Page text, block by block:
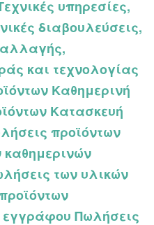
υπηρεσίες,
διαβουλεύσεις,
και τεχνολογίας
Καθημερινή
Κατασκευή
προϊόντων
των υλικών
Πωλήσεις